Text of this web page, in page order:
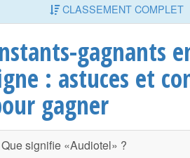
CLASSEMENT COMPLET
gagnants
: astuces et
gagner
Que signifie «Audiotel» ?